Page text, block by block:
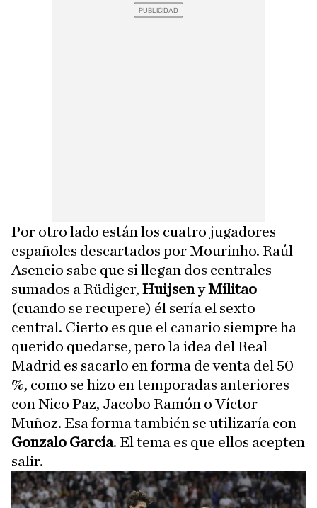
Por otro lado están los cuatro jugadores
españoles descartados por Mourinho. Raúl
Asencio sabe que si llegan dos centrales
sumados a Rüdiger, HuijsenyMilitao
(cuando se recupere) él sería el sexto
central. Cierto es que el canario siempre ha
querido quedarse, pero la idea del Real
Madrid es sacarlo en forma de venta del 50
%, como se hizo en temporadas anteriores
con Nico Paz, Jacobo Ramón o Víctor
Muñoz. Esa forma también se utilizaría con
Gonzalo García. El tema es que ellos acepten
salir.